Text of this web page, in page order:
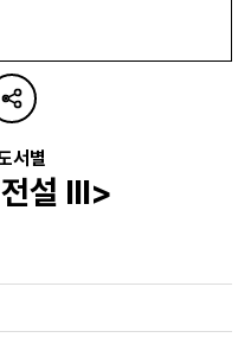
서별
설 Ⅲ>